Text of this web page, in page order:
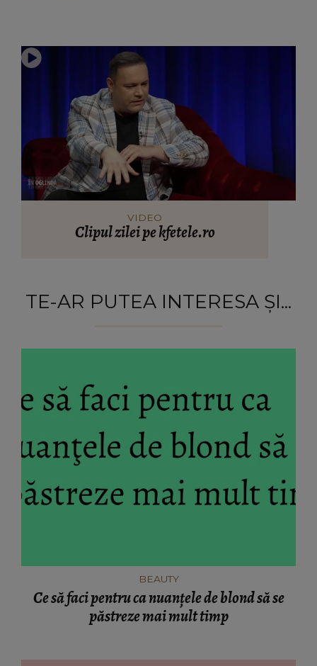
VIDEO
Clipul zilei pe kfetele.ro
TE-AR PUTEA INTERESA ȘI...
BEAUTY
Ce să faci pentru ca nuanţele de blond să se
păstreze mai mult timp